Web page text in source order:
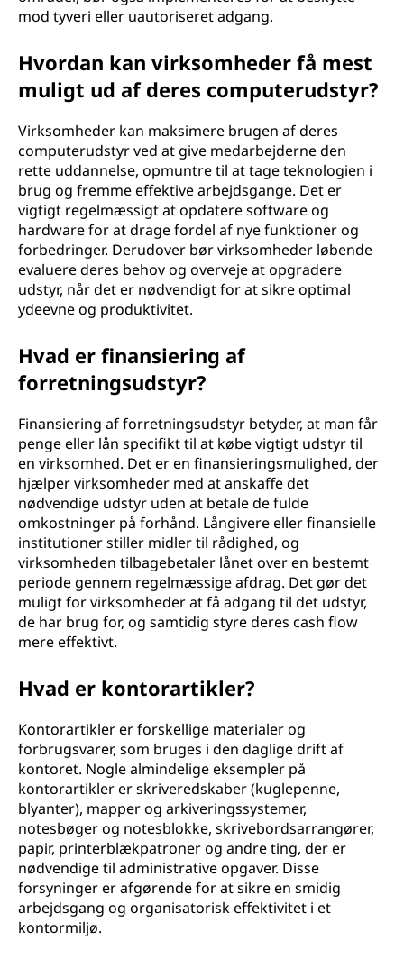
mod tyveri eller uautoriseret adgang.
Hvordan kan virksomheder få mest
muligt ud af deres computerudstyr?
Virksomheder kan maksimere brugen af deres
computerudstyr ved at give medarbejderne den
rette uddannelse, opmuntre til at tage teknologien i
brug og fremme effektive arbejdsgange. Det er
vigtigt regelmæssigt at opdatere software og
hardware for at drage fordel af nye funktioner og
forbedringer. Derudover bør virksomheder løbende
evaluere deres behov og overveje at opgradere
udstyr, når det er nødvendigt for at sikre optimal
ydeevne og produktivitet.
Hvad er finansiering af
forretningsudstyr?
Finansiering af forretningsudstyr betyder, at man får
penge eller lån specifikt til at købe vigtigt udstyr til
en virksomhed. Det er en finansieringsmulighed, der
hjælper virksomheder med at anskaffe det
nødvendige udstyr uden at betale de fulde
omkostninger på forhånd. Långivere eller finansielle
institutioner stiller midler til rådighed, og
virksomheden tilbagebetaler lånet over en bestemt
periode gennem regelmæssige afdrag. Det gør det
muligt for virksomheder at få adgang til det udstyr,
de har brug for, og samtidig styre deres cash flow
mere effektivt.
Hvad er kontorartikler?
Kontorartikler er forskellige materialer og
forbrugsvarer, som bruges i den daglige drift af
kontoret. Nogle almindelige eksempler på
kontorartikler er skriveredskaber (kuglepenne,
blyanter), mapper og arkiveringssystemer,
notesbøger og notesblokke, skrivebordsarrangører,
papir, printerblækpatroner og andre ting, der er
nødvendige til administrative opgaver. Disse
forsyninger er afgørende for at sikre en smidig
arbejdsgang og organisatorisk effektivitet i et
kontormiljø.